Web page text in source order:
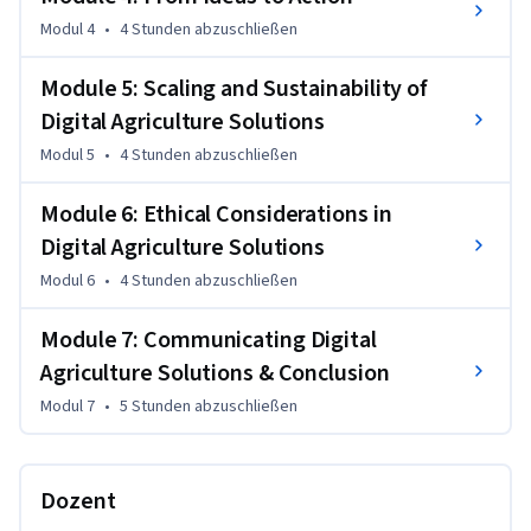
Whether you're in agtech, policy, research, or education, this
Modul 4 • 4 Stunden abzuschließen
Module 5: Scaling and Sustainability of
Digital Agriculture Solutions
Modul 5 • 4 Stunden abzuschließen
Module 6: Ethical Considerations in
Digital Agriculture Solutions
Modul 6 • 4 Stunden abzuschließen
Module 7: Communicating Digital
Agriculture Solutions & Conclusion
Modul 7 • 5 Stunden abzuschließen
Dozent